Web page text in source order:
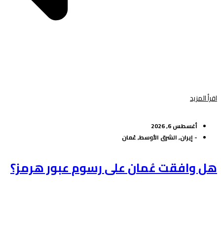
اقرأ المزيد
أغسطس 6, 2026
- إيران,الشرق الأوسط,عُمان
هل وافقت عُمان على رسوم عبور هرمز؟